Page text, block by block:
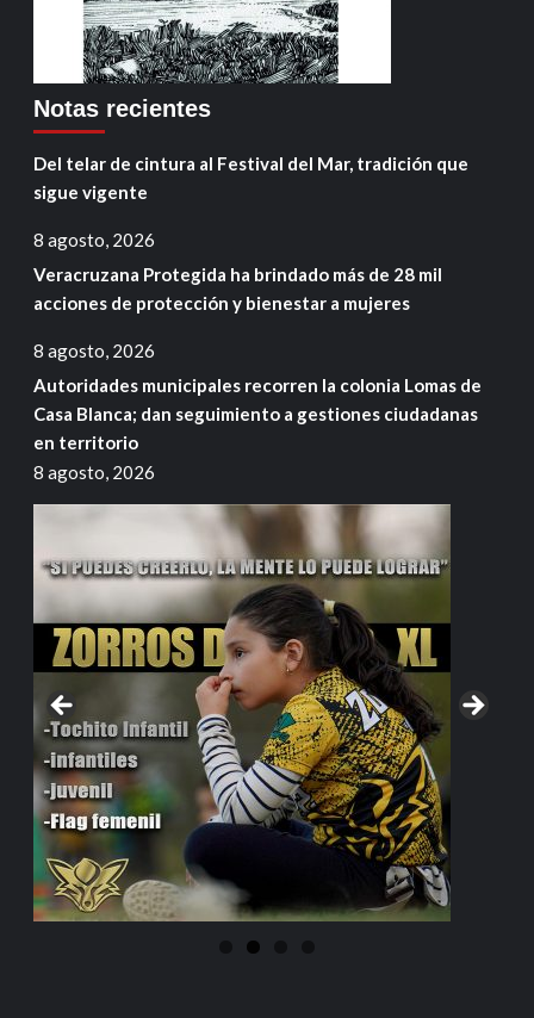
Notas recientes
Del telar de cintura al Festival del Mar, tradición que
sigue vigente
8 agosto, 2026
Veracruzana Protegida ha brindado más de 28 mil
acciones de protección y bienestar a mujeres
8 agosto, 2026
Autoridades municipales recorren la colonia Lomas de
Casa Blanca; dan seguimiento a gestiones ciudadanas
en territorio
8 agosto, 2026